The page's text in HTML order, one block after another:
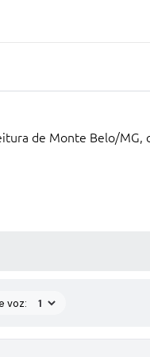
de Monte Belo/MG,
voz: